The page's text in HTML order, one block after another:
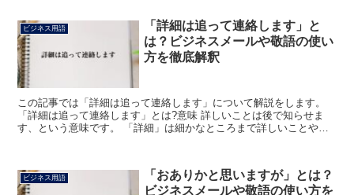
ビジネス用語
「詳細は追って連絡します」と
は？ビジネスメールや敬語の使い
方を徹底解釈
この記事では「詳細は追って連絡します」について解説をします。
「詳細は追って連絡します」とは?意味 詳しいことは後で知らせま
す、という意味です。 「詳細」は細かなところまで詳しいことや、
ビジネス用語
「おありかと思いますが」とは？
ビジネスメールや敬語の使い方を